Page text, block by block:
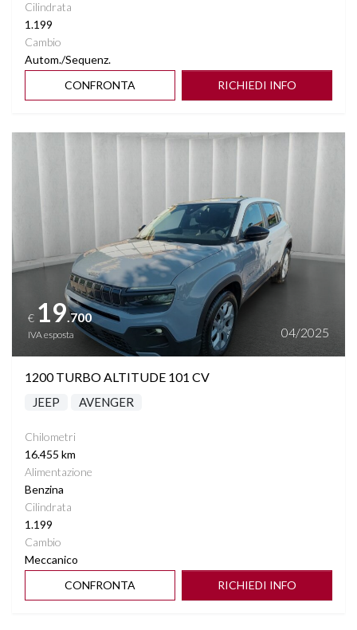
Cilindrata
1.199
Cambio
Autom./Sequenz.
CONFRONTA
RICHIEDI INFO
Vedi dettagli
€ 19.700
IVA esposta 04/2025
1200 TURBO ALTITUDE 101 CV
JEEP AVENGER
Chilometri
16.455 km
Alimentazione
Benzina
Cilindrata
1.199
Cambio
Meccanico
CONFRONTA
RICHIEDI INFO